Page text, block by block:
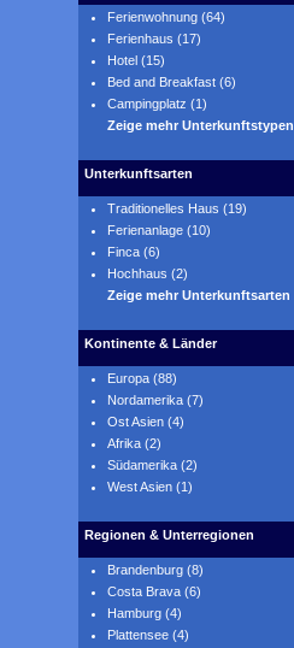
Ferienwohnung (64)
Ferienhaus (17)
Hotel (15)
Bed and Breakfast (6)
Campingplatz (1)
Zeige mehr Unterkunftstypen
Unterkunftsarten
Traditionelles Haus (19)
Ferienanlage (10)
Finca (6)
Hochhaus (2)
Zeige mehr Unterkunftsarten
Kontinente & Länder
Europa (88)
Nordamerika (7)
Ost Asien (4)
Afrika (2)
Südamerika (2)
West Asien (1)
Regionen & Unterregionen
Brandenburg (8)
Costa Brava (6)
Hamburg (4)
Plattensee (4)